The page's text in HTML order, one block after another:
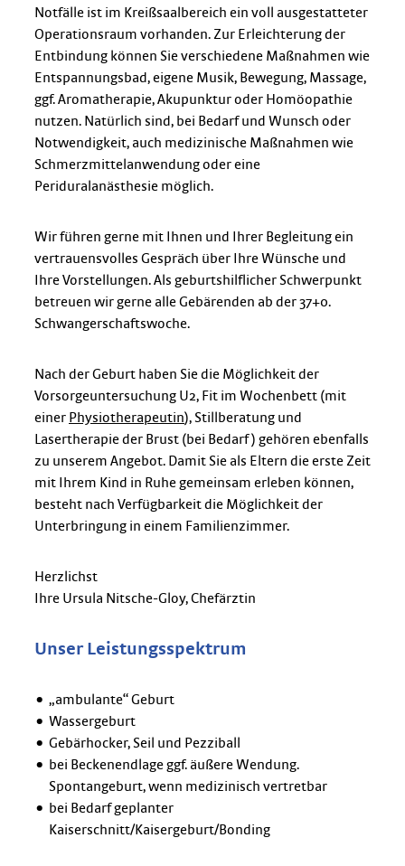
Notfälle ist im Kreißsaalbereich ein voll ausgestatteter
Operationsraum vorhanden. Zur Erleichterung der
Entbindung können Sie verschiedene Maßnahmen wie
Entspannungsbad, eigene Musik, Bewegung, Massage,
ggf. Aromatherapie, Akupunktur oder Homöopathie
nutzen. Natürlich sind, bei Bedarf und Wunsch oder
Notwendigkeit, auch medizinische Maßnahmen wie
Schmerzmittelanwendung oder eine
Periduralanästhesie möglich.
Wir führen gerne mit Ihnen und Ihrer Begleitung ein
vertrauensvolles Gespräch über Ihre Wünsche und
Ihre Vorstellungen. Als geburtshilflicher Schwerpunkt
betreuen wir gerne alle Gebärenden ab der 37+0.
Schwangerschaftswoche.
Nach der Geburt haben Sie die Möglichkeit der
Vorsorgeuntersuchung U2, Fit im Wochenbett (mit
einer Physiotherapeutin), Stillberatung und
Lasertherapie der Brust (bei Bedarf ) gehören ebenfalls
zu unserem Angebot. Damit Sie als Eltern die erste Zeit
mit Ihrem Kind in Ruhe gemeinsam erleben können,
besteht nach Verfügbarkeit die Möglichkeit der
Unterbringung in einem Familienzimmer.
Herzlichst
Ihre Ursula Nitsche-Gloy, Chefärztin
Unser Leistungsspektrum
„ambulante“ Geburt
Wassergeburt
Gebärhocker, Seil und Pezziball
bei Beckenendlage ggf. äußere Wendung.
Spontangeburt, wenn medizinisch vertretbar
bei Bedarf geplanter
Kaiserschnitt/Kaisergeburt/Bonding